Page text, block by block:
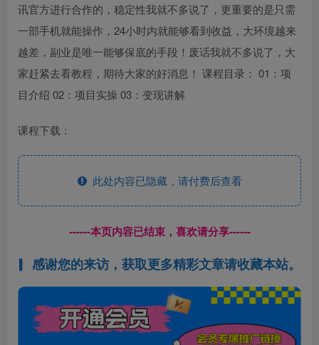
讯官方进行合作的，稳定性我就不多说了，更重要的是只需
一部手机就能操作，24小时内就能够看到收益，大环境越来
越差，副业是唯一能够保底的手段！废话我就不多说了，大
家赶紧去看教程，期待大家的好消息！ 课程目录： 01：项
目介绍 02：项目实操 03：变现讲解
课程下载：
此处内容已隐藏，请付费后查看
------本页内容已结束，喜欢请分享------
感谢您的来访，获取更多精彩文章请收藏本站。